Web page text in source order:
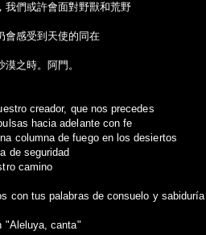
我們或許會面對野獸和荒野
會感受到天使的同在
漠之時。阿門。
creador, que nos precedes
hacia adelante con fe
columna de fuego en los desiertos
de seguridad
camino
con tus palabras de consuelo y sabiduría
"Aleluya, canta"